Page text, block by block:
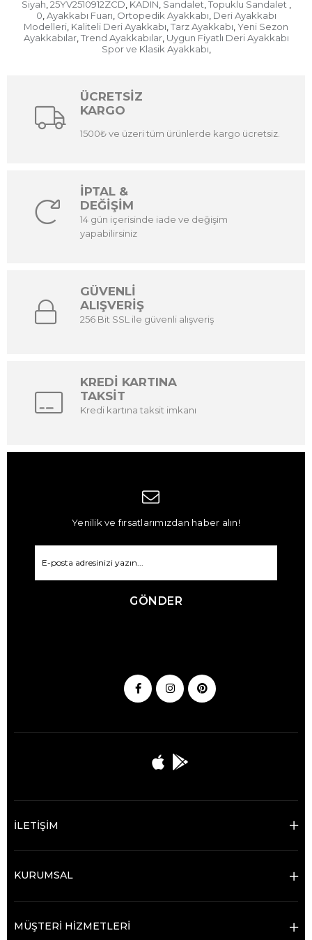
Siyah 25YV2510912ZCD KADIN Sandalet Topuklu Sandalet
0 Ayakkabı Fuarı Ortopedik Ayakkabı Deri Ayakkabı
Modelleri Kaliteli Deri Ayakkabı Tarz Ayakkabı Yeni Sezon
Ayakkabılar, Trend Ayakkabılar, Uygun Fiyatlı Deri Ayakkabı
Spor ve Klasik Ayakkabı
ÜCRETSİZ
KARGO
1500₺ ve üzeri tüm ürünlerde kargo ücretsiz.
İPTAL &
DEĞİŞİM
14 gün içerisinde iade ve değişim
yapabilirsiniz
GÜVENLİ
ALIŞVERİŞ
256 Bit SSL ile güvenli alışveriş
KREDİ KARTINA
TAKSİT
Kredi kartına taksit imkanı
Yenilik ve fırsatlarımızdan haber alın!
GÖNDER
İLETİŞİM
KURUMSAL
MÜŞTERİ HİZMETLERİ